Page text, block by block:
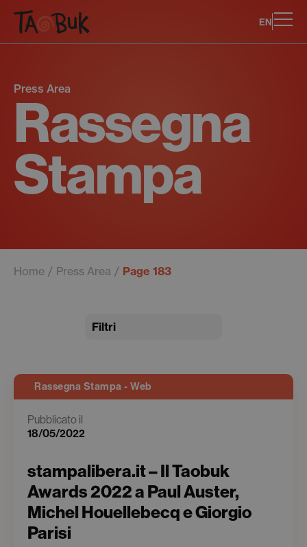
EN
Press Area
Rassegna
Stampa
Home Press Area Page 183
Filtri
Rassegna Stampa - Web
Pubblicato il
18/05/2022
stampalibera.it – Il Taobuk
Awards 2022 a Paul Auster,
Michel Houellebecq e Giorgio
Parisi